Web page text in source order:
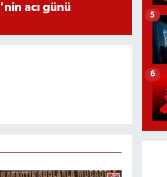
acı günü
5
6